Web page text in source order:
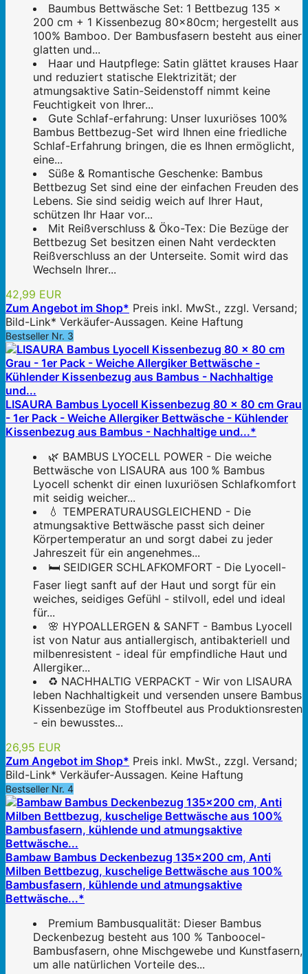
Baumbus Bettwäsche Set: 1 Bettbezug 135 x
200 cm + 1 Kissenbezug 80x80cm; hergestellt aus
100% Bamboo. Der Bambusfasern besteht aus einer
glatten und...
Haar und Hautpflege: Satin glättet krauses Haar
und reduziert statische Elektrizität; der
atmungsaktive Satin-Seidenstoff nimmt keine
Feuchtigkeit von Ihrer...
Gute Schlaf-erfahrung: Unser luxuriöses 100%
Bambus Bettbezug-Set wird Ihnen eine friedliche
Schlaf-Erfahrung bringen, die es Ihnen ermöglicht,
eine...
Süße & Romantische Geschenke: Bambus
Bettbezug Set sind eine der einfachen Freuden des
Lebens. Sie sind seidig weich auf Ihrer Haut,
schützen Ihr Haar vor...
Mit Reißverschluss & Öko-Tex: Die Bezüge der
Bettbezug Set besitzen einen Naht verdeckten
Reißverschluss an der Unterseite. Somit wird das
Wechseln Ihrer...
42,99 EUR
Zum Angebot im Shop* Preis inkl. MwSt., zzgl. Versand;
Bild-Link* Verkäufer-Aussagen. Keine Haftung
Bestseller Nr. 3
LISAURA Bambus Lyocell Kissenbezug 80 x 80 cm Grau
- 1er Pack - Weiche Allergiker Bettwäsche - Kühlender
Kissenbezug aus Bambus - Nachhaltige und...*
🌿 BAMBUS LYOCELL POWER - Die weiche
Bettwäsche von LISAURA aus 100 % Bambus
Lyocell schenkt dir einen luxuriösen Schlafkomfort
mit seidig weicher...
💧 TEMPERATURAUSGLEICHEND - Die
atmungsaktive Bettwäsche passt sich deiner
Körpertemperatur an und sorgt dabei zu jeder
Jahreszeit für ein angenehmes...
🛏️ SEIDIGER SCHLAFKOMFORT - Die Lyocell-
Faser liegt sanft auf der Haut und sorgt für ein
weiches, seidiges Gefühl - stilvoll, edel und ideal
für...
🌸 HYPOALLERGEN & SANFT - Bambus Lyocell
ist von Natur aus antiallergisch, antibakteriell und
milbenresistent - ideal für empfindliche Haut und
Allergiker...
♻️ NACHHALTIG VERPACKT - Wir von LISAURA
leben Nachhaltigkeit und versenden unsere Bambus
Kissenbezüge im Stoffbeutel aus Produktionsresten
- ein bewusstes...
26,95 EUR
Zum Angebot im Shop* Preis inkl. MwSt., zzgl. Versand;
Bild-Link* Verkäufer-Aussagen. Keine Haftung
Bestseller Nr. 4
Bambaw Bambus Deckenbezug 135x200 cm, Anti
Milben Bettbezug, kuschelige Bettwäsche aus 100%
Bambusfasern, kühlende und atmungsaktive
Bettwäsche...*
Premium Bambusqualität: Dieser Bambus
Deckenbezug besteht aus 100 % Tanboocel-
Bambusfasern, ohne Mischgewebe und Kunstfasern,
um alle natürlichen Vorteile des...